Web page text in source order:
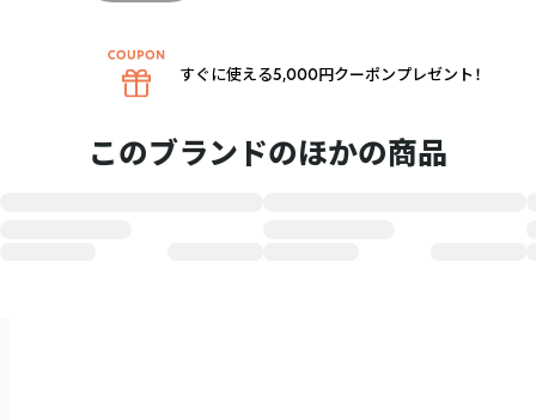
このブランドのほかの商品
すぐに使える5,000円クーポンプレゼント！